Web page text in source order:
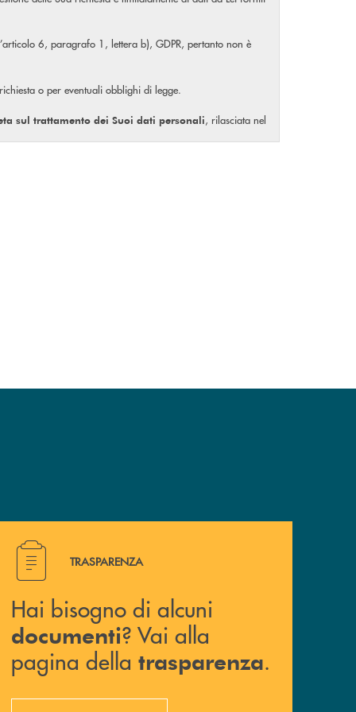
6, paragrafo 1, lettera b), GDPR, pertanto non è
o per eventuali obblighi di legge.
sul trattamento dei Suoi dati personali, rilasciata nel
Hai bisogno di alcuni documenti ? Vai alla pagina della
TRASPARENZA
Hai bisogno di alcuni
documenti? Vai alla
pagina della trasparenza.